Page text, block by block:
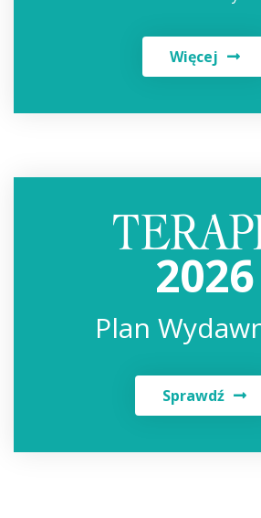
Więcej
2026
Plan
Sprawdź